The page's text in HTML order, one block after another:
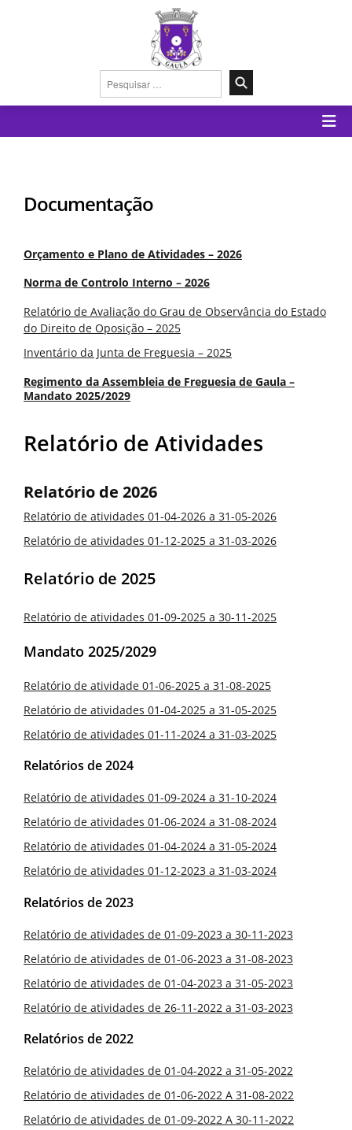
Pesquisar
por:
Documentação
Orçamento e Plano de Atividades – 2026
Norma de Controlo Interno – 2026
Relatório de Avaliação do Grau de Observância do Estado
do Direito de Oposição – 2025
Inventário da Junta de Freguesia – 2025
Regimento da Assembleia de Freguesia de Gaula –
Mandato 2025/2029
Relatório de Atividades
Relatório de 2026
Relatório de atividades 01-04-2026 a 31-05-2026
Relatório de atividades 01-12-2025 a 31-03-2026
Relatório de 2025
Relatório de atividades 01-09-2025 a 30-11-2025
Mandato 2025/2029
Relatório de atividade 01-06-2025 a 31-08-2025
Relatório de atividades 01-04-2025 a 31-05-2025
Relatório de atividades 01-11-2024 a 31-03-2025
Relatórios de 2024
Relatório de atividades 01-09-2024 a 31-10-2024
Relatório de atividades 01-06-2024 a 31-08-2024
Relatório de atividades 01-04-2024 a 31-05-2024
Relatório de atividades 01-12-2023 a 31-03-2024
Relatórios de 2023
Relatório de atividades de 01-09-2023 a 30-11-2023
Relatório de atividades de 01-06-2023 a 31-08-2023
Relatório de atividades de 01-04-2023 a 31-05-2023
Relatório de atividades de 26-11-2022 a 31-03-2023
Relatórios de 2022
Relatório de atividades de 01-04-2022 a 31-05-2022
Relatório de atividades de 01-06-2022 A 31-08-2022
Relatório de atividades de 01-09-2022 A 30-11-2022